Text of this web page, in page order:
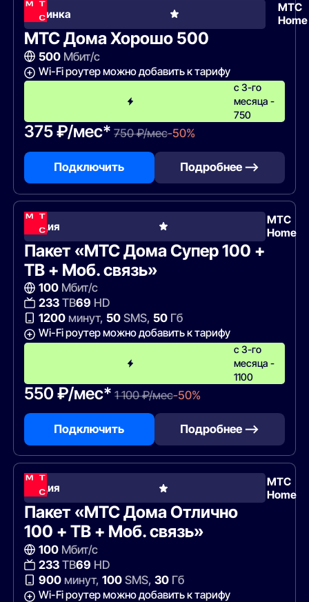
Новинка
МТС
Home
МТС Дома Хорошо 500
500Мбит/с
Wi-Fi роутер можно добавить к тарифу
с 3-го
месяца -
750
375 ₽/мес* 750 ₽/мес-50%
Подключить Подробнее —>
Акция
МТС
Home
Пакет «МТС Дома Супер 100 +
ТВ + Моб. связь»
100Мбит/с
233ТВ69 HD
1200минут, 50SMS, 50Гб
Wi-Fi роутер можно добавить к тарифу
с 3-го
месяца -
1100
550 ₽/мес* 1 100 ₽/мес-50%
Подключить Подробнее —>
Акция
МТС
Home
Пакет «МТС Дома Отлично
100 + ТВ + Моб. связь»
100Мбит/с
233ТВ69 HD
900минут, 100SMS, 30Гб
Wi-Fi роутер можно добавить к тарифу